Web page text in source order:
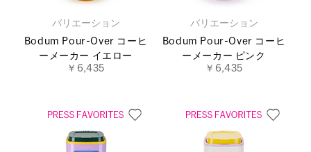
バリエーション
Bodum Pour-Over コーヒ
ーメーカー イエロー
￥6,435
バリエーション
Bodum Pour-Over コーヒ
ーメーカー ピンク
￥6,435